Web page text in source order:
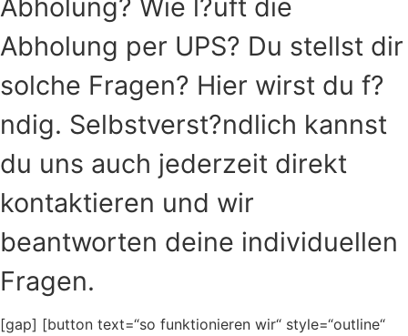
Abholung? Wie l?uft die
Abholung per UPS? Du stellst dir
solche Fragen? Hier wirst du f?
ndig. Selbstverst?ndlich kannst
du uns auch jederzeit direkt
kontaktieren und wir
beantworten deine individuellen
Fragen.
[gap] [button text=“so funktionieren wir“ style=“outline“